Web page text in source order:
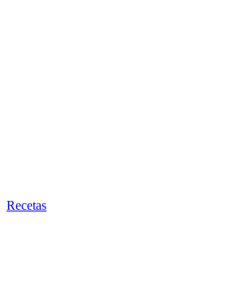
Recetas